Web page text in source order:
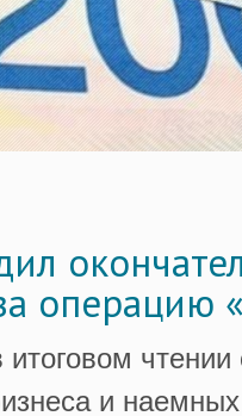
операцию
итоговом
и